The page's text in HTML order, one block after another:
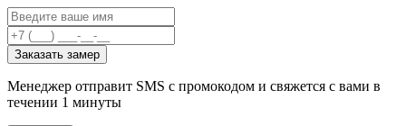
Заказать замер
Менеджер отправит SMS с промокодом и свяжется с вами в
течении 1 минуты